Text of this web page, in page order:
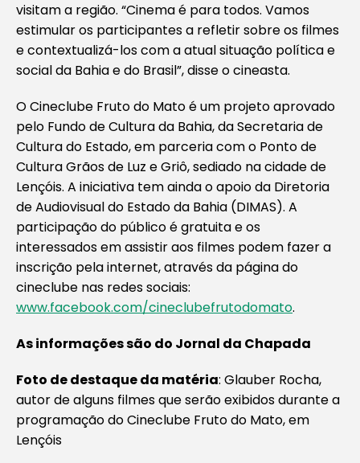
visitam a região. “Cinema é para todos. Vamos
estimular os participantes a refletir sobre os filmes
e contextualizá-los com a atual situação política e
social da Bahia e do Brasil”, disse o cineasta.
O Cineclube Fruto do Mato é um projeto aprovado
pelo Fundo de Cultura da Bahia, da Secretaria de
Cultura do Estado, em parceria com o Ponto de
Cultura Grãos de Luz e Griô, sediado na cidade de
Lençóis. A iniciativa tem ainda o apoio da Diretoria
de Audiovisual do Estado da Bahia (DIMAS). A
participação do público é gratuita e os
interessados em assistir aos filmes podem fazer a
inscrição pela internet, através da página do
cineclube nas redes sociais:
www.facebook.com/cineclubefrutodomato.
As informações são do Jornal da Chapada
Foto de destaque da matéria: Glauber Rocha,
autor de alguns filmes que serão exibidos durante a
programação do Cineclube Fruto do Mato, em
Lençóis